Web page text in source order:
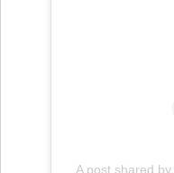
A post shared by